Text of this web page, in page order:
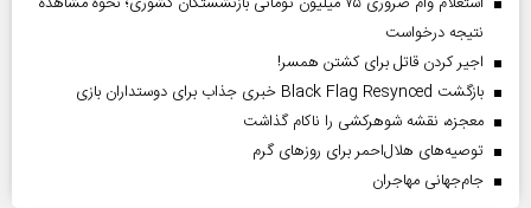
نتیجه درخواست
اجیر کردن قاتل برای کشتن همسر!
بازگشت Black Flag Resynced خبری جذاب برای دوستداران بازی
معجزه، نقشه شوهرکشی را ناکام گذاشت
توصیه‌های هلال‌احمر برای روز‌های گرم
جام‌جهانی مهاجران